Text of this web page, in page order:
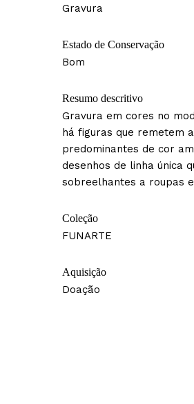
Gravura
Estado de Conservação
Bom
Resumo descritivo
Gravura em cores no
há figuras que remetem
predominantes de cor
desenhos de linha única
sobreelhantes a roupas
Coleção
FUNARTE
Aquisição
Doação